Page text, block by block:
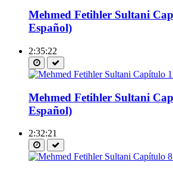
Mehmed Fetihler Sultani
Español)
2:35:22
Mehmed Fetihler Sultani
Español)
2:32:21